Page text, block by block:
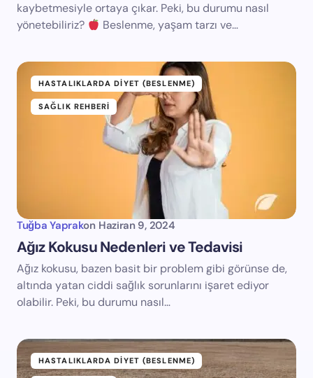
kaybetmesiyle ortaya çıkar. Peki, bu durumu nasıl
yönetebiliriz?
Beslenme, yaşam tarzı ve…
HASTALIKLARDA DIYET (BESLENME)
SAĞLIK REHBERI
Tuğba Yaprakon Haziran 9, 2024
Ağız Kokusu Nedenleri ve Tedavisi
Ağız kokusu, bazen basit bir problem gibi görünse de,
altında yatan ciddi sağlık sorunlarını işaret ediyor
olabilir. Peki, bu durumu nasıl…
HASTALIKLARDA DIYET (BESLENME)